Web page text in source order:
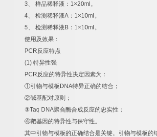
3、 样品稀释液： 1×20ml 。
4、 检测稀释液A ： 1×10ml 。
5、 检测稀释液 B ： 1×10ml 。
使用及效果：
PCR反应特点
(1) 特异性强
PCR反应的特异性决定因素为：
①引物与模板 DNA特异正确的结合；
②碱基配对原则；
③Taq DNA聚合酶合成反应的忠实性；
④靶基因的特异性与保守性。
其中引物与模板的正确结合是关键。引物与模板